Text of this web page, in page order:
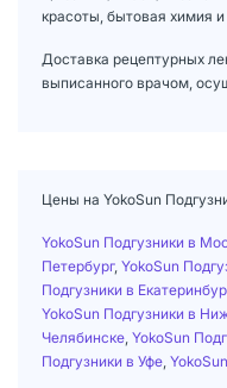
красоты, бытовая химия
Доставка рецептурных
выписанного врачом,
Цены на YokoSun
YokoSun Подгузники в
Петербург, YokoSun
Подгузники в
YokoSun Подгузники в
Челябинске YokoSun
Подгузники в Уфе